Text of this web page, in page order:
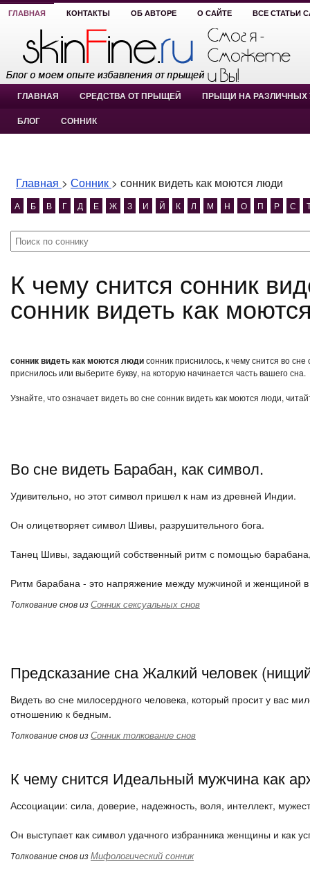
ГЛАВНАЯ КОНТАКТЫ ОБ АВТОРЕ О САЙТЕ ВСЕ СТАТЬИ
ГЛАВНАЯ СРЕДСТВА ОТ ПРЫЩЕЙ ПРЫЩИ НА РАЗЛИЧНЫХ
БЛОГ СОННИК
Главная > Сонник > сонник видеть как моются люди
А Б В Г Д Е Ж З И Й К Л М Н О П Р С
К чему снится сонник видеть как моются люди?
сонник видеть как
сонник видеть как моются людисонник приснилось, к чему снится во
приснилось или выберите букву, на которую начинается часть вашего сна.
Узнайте, что означает видеть во сне сонник видеть как моются люди,
Во сне видеть Барабан, как символ.
Удивительно, но этот символ пришел к нам из древней Индии.
Он олицетворяет символ Шивы, разрушительного бога.
Танец Шивы, задающий собственный ритм с помощью барабана,
Ритм барабана - это напряжение между мужчиной и женщиной
Толкование снов изСонник сексуальных снов
Предсказание сна Жалкий человек
Видеть во сне милосердного человека, который просит у вас
отношению к бедным.
Толкование снов изСонник толкование снов
К чему снится Идеальный мужчина как
Ассоциации: сила, доверие, надежность, воля, интеллект,
Он выступает как символ удачного избранника женщины и как
Толкование снов изМифологический сонник